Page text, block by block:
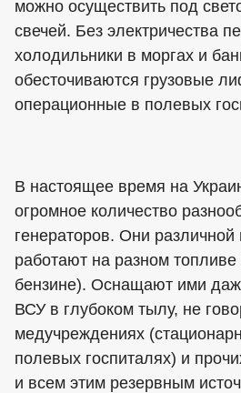
можно осуществить под
свечей. Без электричества
холодильники в моргах и
обесточиваются грузовые
операционные в полевых
В настоящее время на
огромное количество
генераторов. Они
работают на разном
бензине). Оснащают ими
ВСУ в глубоком тылу, не
медучреждениях
полевых госпиталях) и
и всем этим резервным